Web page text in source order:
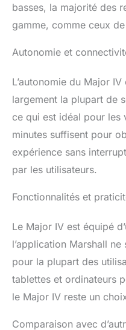
basses, la majorité des
gamme, comme ceux
Autonomie et
L’autonomie du Major
largement la plupart de
ce qui est idéal pour les
minutes suffisent pour
expérience sans
par les utilisateurs.
Fonctionnalités et
Le Major IV est équipé
l’application Marshall
pour la plupart des
tablettes et ordinateurs
le Major IV reste un
Comparaison avec